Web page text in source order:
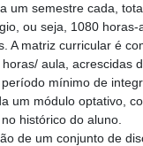
um semestre cada,
ou seja, 1080 horas-
A matriz curricular é
aula, acrescidas
mínimo de
um módulo optativo,
histórico do aluno.
de um conjunto de